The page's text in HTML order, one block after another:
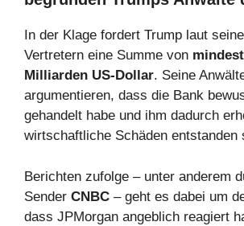
In der Klage fordert Trump laut
Vertretern eine Summe von
Milliarden US-Dollar. Seine
argumentieren, dass die Bank
gehandelt habe und ihm dadurch
wirtschaftliche Schäden entstanden
Berichten zufolge – unter anderem
Sender CNBC – geht es dabei um
dass JPMorgan angeblich reagiert